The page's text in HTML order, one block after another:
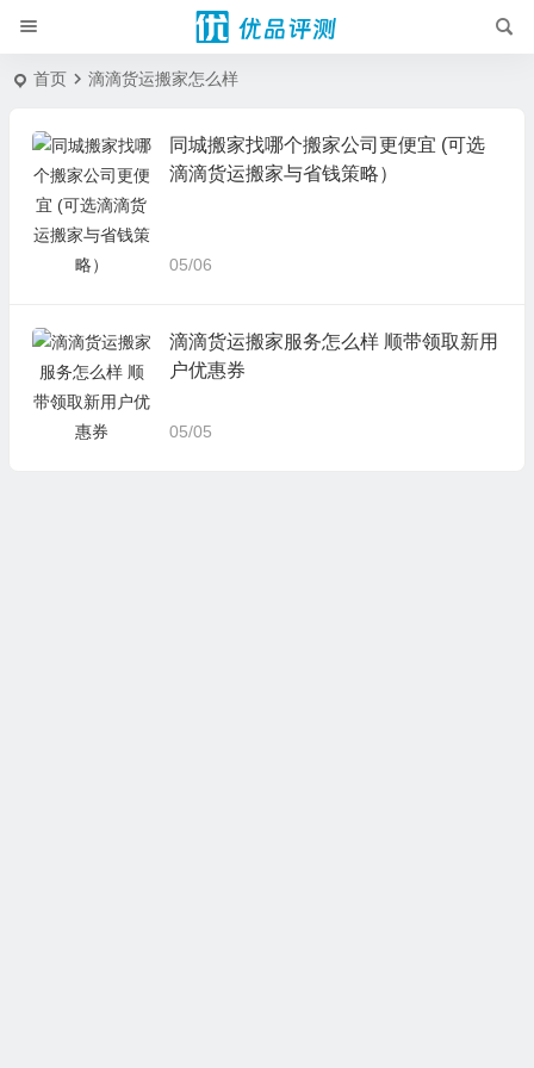
首页 滴滴货运搬家怎么样
同城搬家找哪个搬家公司更便宜 (可选
滴滴货运搬家与省钱策略）
05/06
滴滴货运搬家服务怎么样 顺带领取新用
户优惠券
05/05